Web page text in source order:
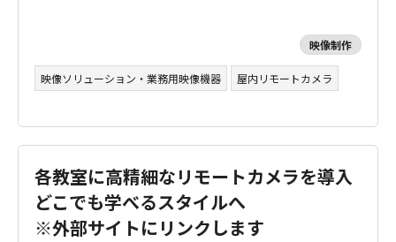
映像制作
映像ソリューション・業務用映像機器 屋内リモートカメラ
各教室に高精細なリモートカメラを導入
どこでも学べるスタイルへ
※外部サイトにリンクします